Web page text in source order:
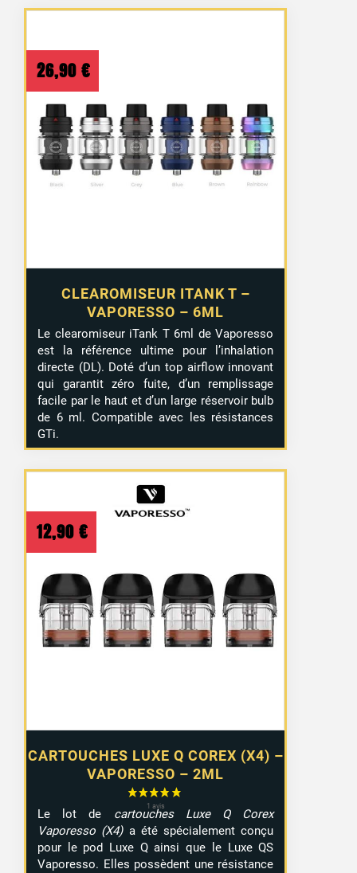
CLEAROMISEUR ITANK T –
VAPORESSO – 6ML
26,90 €
Le clearomiseur iTank T 6ml de Vaporesso
est la référence ultime pour l’inhalation
directe (DL). Doté d’un top airflow innovant
qui garantit zéro fuite, d’un remplissage
facile par le haut et d’un large réservoir bulb
de 6 ml. Compatible avec les résistances
GTi.
CARTOUCHES LUXE Q COREX (X4) –
VAPORESSO – 2ML
12,90 €
Le lot de cartouches Luxe Q Corex
Vaporesso (X4)a été spécialement conçu
pour le pod Luxe Q ainsi que le Luxe QS
Vaporesso. Elles possèdent une résistance